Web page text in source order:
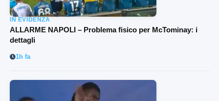
IN EVIDENZA
ALLARME NAPOLI – Problema fisico per McTominay: i
dettagli
1h fa